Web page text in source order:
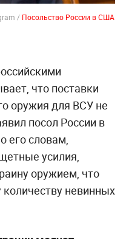
/ Посольство России в США
что поставки
оружия для ВСУ не
посол России в
его словам,
усилия,
оружием, что
невинных